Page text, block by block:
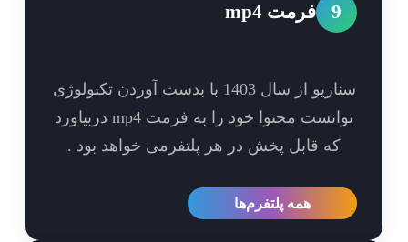
فرمت mp4
سناریو از سال 1403 با بدست آوردن تکنولوژی
توانست محتوا خود را به فرمت mp4 دربیاورد
که قابل پخش در هر پلتفرمی خواهد بود .
همه پلتفرم‌ها